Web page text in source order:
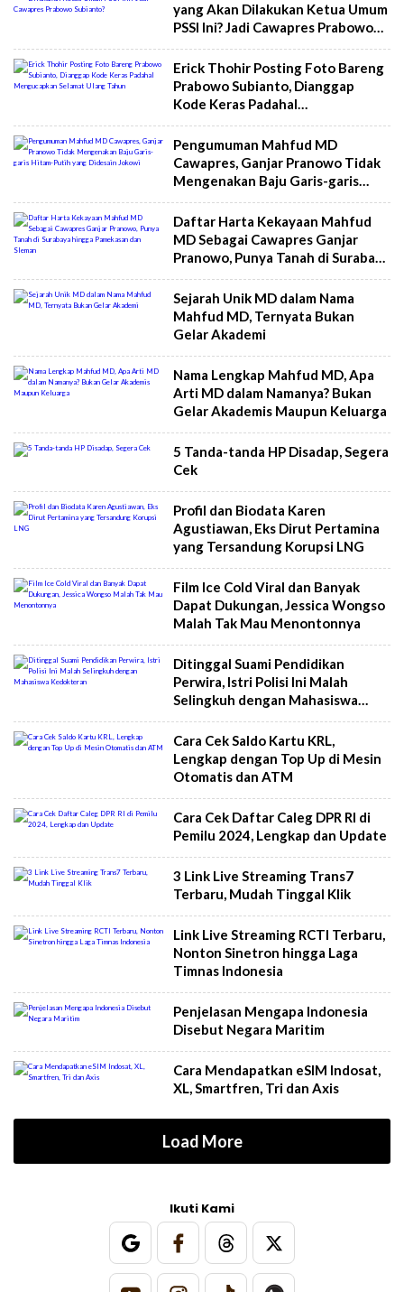
yang Akan Dilakukan Ketua Umum
PSSI Ini? Jadi Cawapres Prabowo
Subianto?
Erick Thohir Posting Foto Bareng
Prabowo Subianto, Dianggap
Kode Keras Padahal
Mengucapkan Selamat Ulang
Tahun
Pengumuman Mahfud MD
Cawapres, Ganjar Pranowo Tidak
Mengenakan Baju Garis-garis
Hitam-Putih yang Didesain Jokowi
Daftar Harta Kekayaan Mahfud
MD Sebagai Cawapres Ganjar
Pranowo, Punya Tanah di Surabaya
hingga Pamekasan dan Sleman
Sejarah Unik MD dalam Nama
Mahfud MD, Ternyata Bukan
Gelar Akademi
Nama Lengkap Mahfud MD, Apa
Arti MD dalam Namanya? Bukan
Gelar Akademis Maupun Keluarga
5 Tanda-tanda HP Disadap, Segera
Cek
Profil dan Biodata Karen
Agustiawan, Eks Dirut Pertamina
yang Tersandung Korupsi LNG
Film Ice Cold Viral dan Banyak
Dapat Dukungan, Jessica Wongso
Malah Tak Mau Menontonnya
Ditinggal Suami Pendidikan
Perwira, Istri Polisi Ini Malah
Selingkuh dengan Mahasiswa
Kedokteran
Cara Cek Saldo Kartu KRL,
Lengkap dengan Top Up di Mesin
Otomatis dan ATM
Cara Cek Daftar Caleg DPR RI di
Pemilu 2024, Lengkap dan Update
3 Link Live Streaming Trans7
Terbaru, Mudah Tinggal Klik
Link Live Streaming RCTI Terbaru,
Nonton Sinetron hingga Laga
Timnas Indonesia
Penjelasan Mengapa Indonesia
Disebut Negara Maritim
Cara Mendapatkan eSIM Indosat,
XL, Smartfren, Tri dan Axis
Load More
Ikuti Kami